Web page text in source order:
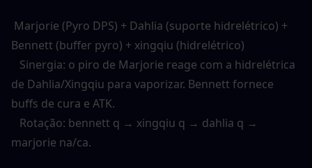
Marjorie (Pyro DPS) + Dahlia (suporte hidrelétrico) +
Bennett (buffer pyro) + xingqiu (hidrelétrico)
Sinergia: o piro de Marjorie reage com a hidrelétrica
de Dahlia/Xingqiu para vaporizar. Bennett fornece
buffs de cura e ATK.
Rotação: bennett q → xingqiu q → dahlia q →
marjorie na/ca.